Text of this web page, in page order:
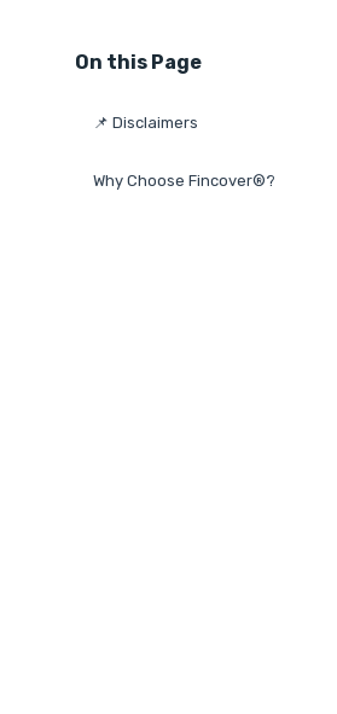
On this Page
📌 Disclaimers
Why Choose Fincover®?